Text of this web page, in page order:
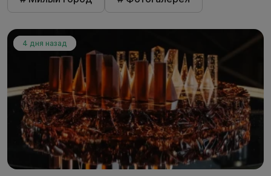
4 дня назад